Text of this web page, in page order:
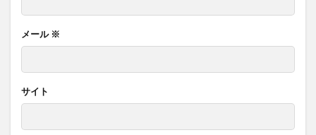
メール ※
サイト